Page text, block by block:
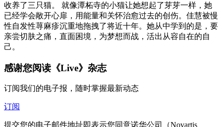
收养了三只猫。 就像潭柘寺的小猫让她想起了芽芽一样，她
已经学会敞开心扉，用能量和关怀治愈过去的创伤。佳慧被慢
性自发性荨麻疹沉重地拖拽了将近十年。她从中学到的是，要
亲尝切肤之痛，直面困境，为梦想而战，活出从容自在的自
己。
感谢您阅读《Live》杂志
订阅我们的电子报，随时掌握最新动态
订阅
提交您的电子邮件地址即表示您同意诺华公司（Novartis